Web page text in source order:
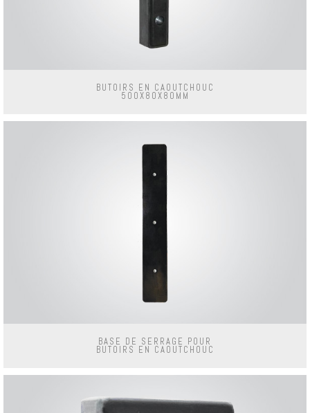
BUTOIRS EN CAOUTCHOUC
500X80X80MM
BASE DE SERRAGE POUR
BUTOIRS EN CAOUTCHOUC